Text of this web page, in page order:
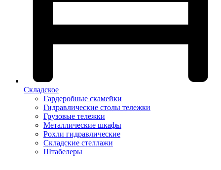
Складское
Гардеробные скамейки
Гидравлические столы тележки
Грузовые тележки
Металлические шкафы
Рохли гидравлические
Складские стеллажи
Штабелеры